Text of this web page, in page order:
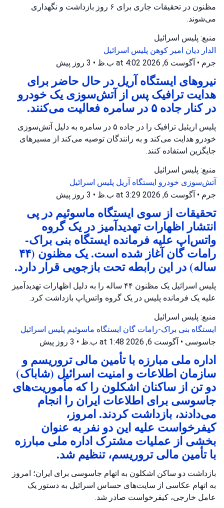
مظنون در تحقیقات جاری برای ۶ روز بازداشت و نگهداری
می‌شوند.
منبع: پلیس اسرائیل
الدار دیان امیر کوهن پلیس اسرائیل
جرم • آگوست 6, 2026 at 4:02 ب.ظ • 3 روز پیش
نیروهای ایستگاه آریل در حال حاضر برای
هدایت ترافیک پس از آتش‌سوزی یک خودرو
در کنار جاده ۵ در سامره فعالیت می‌کنند.
پلیس اریئیل ترافیک را در جاده ۵ در سامره به دلیل آتش‌سوزی
خودرو هدایت می‌کند و به رانندگان توصیه می‌کند از مسیرهای
جایگزین استفاده کنند.
منبع: پلیس اسرائیل
آتش‌سوزی خودرو ایستگاه آریل پلیس اسرائیل
جرم • آگوست 6, 2026 at 3:29 ب.ظ • 3 روز پیش
تحقیقات از سوی ایستگاه ماسوئیم در پی
انتشار اظهارات تهدیدآمیز در یک گروه
واتس‌اپ علیه فرمانده ایستگاه بنی براک-
رامات گان آغاز شده است. یک مظنون (۴۴
ساله) در این رابطه تحت بازجویی قرار دارد.
پلیس اسرائیل یک مظنون ۴۴ ساله را به دلیل اظهارات تهدیدآمیز
علیه یک فرمانده پلیس در یک گروه واتس‌اپ بازداشت کرد.
منبع: پلیس اسرائیل
ایستگاه بنی براک-رامات گان ایستگاه ماسوئیم پلیس اسرائیل
جاسوسی • آگوست 6, 2026 at 1:48 ب.ظ • 3 روز پیش
اداره ملی مبارزه با تأمین مالی تروریسم و
سازمان اطلاعات و امنیت اسرائیل (شاباک)
دو تن از ساکنان اشکلون را که مأموریت‌های
جاسوسی برای اطلاعات ایران را انجام
می‌دادند، بازداشت کردند. امروز،
کیفرخواست علیه این دو نفر به عنوان
بخشی از عملیات مشترک اداره ملی مبارزه
با تأمین مالی تروریسم، تنظیم شد.
بازداشت دو ساکن اشکلون به اتهام جاسوسی برای ایران؛ امروز
به اتهام عکاسی از سایت‌های حساس اسرائیل به دستور یک
عامل خارجی، کیفرخواست صادر شد.